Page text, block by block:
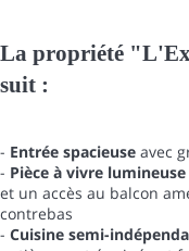
La propriété
suit :
- Entrée spacieuse avec
- Pièce à vivre lumineuse
et un accès au balcon
contrebas
- Cuisine semi-